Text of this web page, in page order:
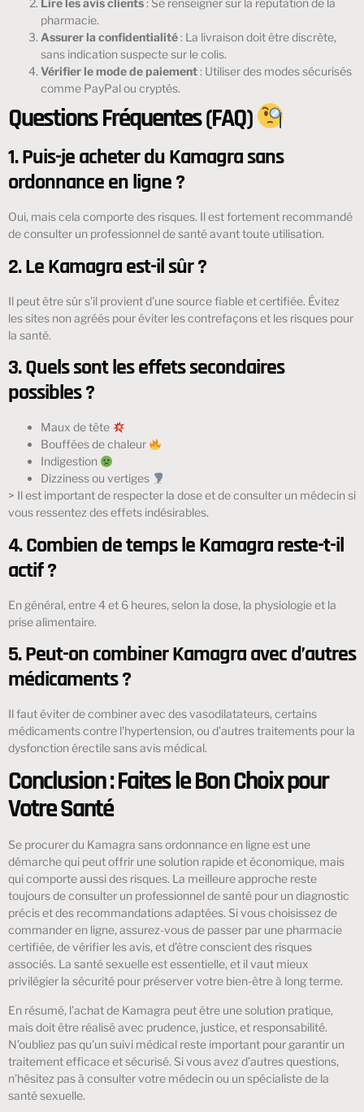
pharmacie.
Assurer la confidentialité: La livraison doit être discrète,
sans indication suspecte sur le colis.
Vérifier le mode de paiement: Utiliser des modes sécurisés
comme PayPal ou cryptés.
Questions Fréquentes (FAQ)
1. Puis-je acheter du Kamagra sans
ordonnance en ligne ?
Oui, mais cela comporte des risques. Il est fortement recommandé
de consulter un professionnel de santé avant toute utilisation.
2. Le Kamagra est-il sûr ?
Il peut être sûr s’il provient d’une source fiable et certifiée. Évitez
les sites non agréés pour éviter les contrefaçons et les risques pour
la santé.
3. Quels sont les effets secondaires
possibles ?
Maux de tête
Bouffées de chaleur
Indigestion
Dizziness ou vertiges
> Il est important de respecter la dose et de consulter un médecin si
vous ressentez des effets indésirables.
4. Combien de temps le Kamagra reste-t-il
actif ?
En général, entre 4 et 6 heures, selon la dose, la physiologie et la
prise alimentaire.
5. Peut-on combiner Kamagra avec d’autres
médicaments ?
Il faut éviter de combiner avec des vasodilatateurs, certains
médicaments contre l’hypertension, ou d’autres traitements pour la
dysfonction érectile sans avis médical.
Conclusion : Faites le Bon Choix pour
Votre Santé
Se procurer du Kamagra sans ordonnance en ligne est une
démarche qui peut offrir une solution rapide et économique, mais
qui comporte aussi des risques. La meilleure approche reste
toujours de consulter un professionnel de santé pour un diagnostic
précis et des recommandations adaptées. Si vous choisissez de
commander en ligne, assurez-vous de passer par une pharmacie
certifiée, de vérifier les avis, et d’être conscient des risques
associés. La santé sexuelle est essentielle, et il vaut mieux
privilégier la sécurité pour préserver votre bien-être à long terme.
En résumé, l’achat de Kamagra peut être une solution pratique,
mais doit être réalisé avec prudence, justice, et responsabilité.
N’oubliez pas qu’un suivi médical reste important pour garantir un
traitement efficace et sécurisé. Si vous avez d’autres questions,
n’hésitez pas à consulter votre médecin ou un spécialiste de la
santé sexuelle.